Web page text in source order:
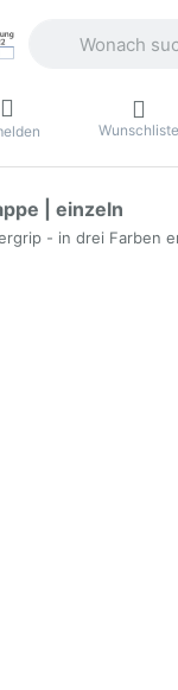
Wunschliste
| einzeln
- in drei Farben